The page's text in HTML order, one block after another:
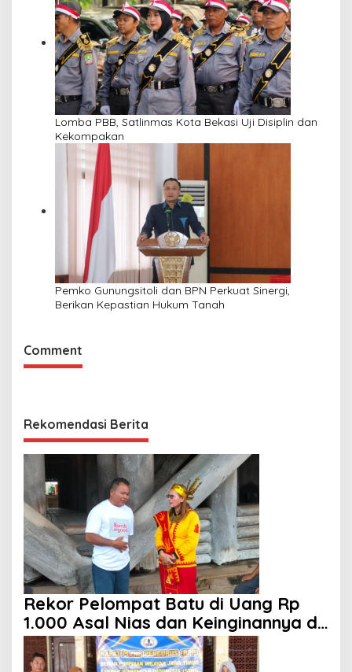
Lomba PBB, Satlinmas Kota Bekasi Uji Disiplin dan
Kekompakan
Pemko Gunungsitoli dan BPN Perkuat Sinergi,
Berikan Kepastian Hukum Tanah
Comment
Rekomendasi Berita
Rekor Pelompat Batu di Uang Rp
1.000 Asal Nias dan Keinginannya di
HUT ke 81 RI